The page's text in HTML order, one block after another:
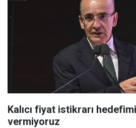
Kalıcı fiyat istikrarı
vermiyoruz